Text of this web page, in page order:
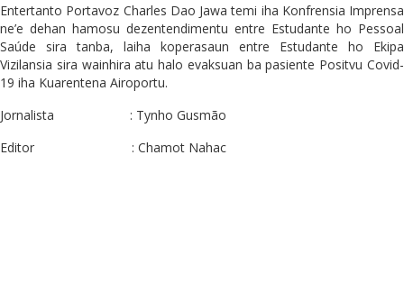
Entertanto Portavoz Charles Dao Jawa temi iha Konfrensia Imprensa
ne’e dehan hamosu dezentendimentu entre Estudante ho Pessoal
Saúde sira tanba, laiha koperasaun entre Estudante ho Ekipa
Vizilansia sira wainhira atu halo evaksuan ba pasiente Positvu Covid-
19 iha Kuarentena Airoportu.
Jornalista : Tynho Gusmão
Editor : Chamot Nahac